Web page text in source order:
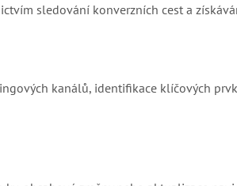
sledování konverzních cest a
kanálů, identifikace klíčových